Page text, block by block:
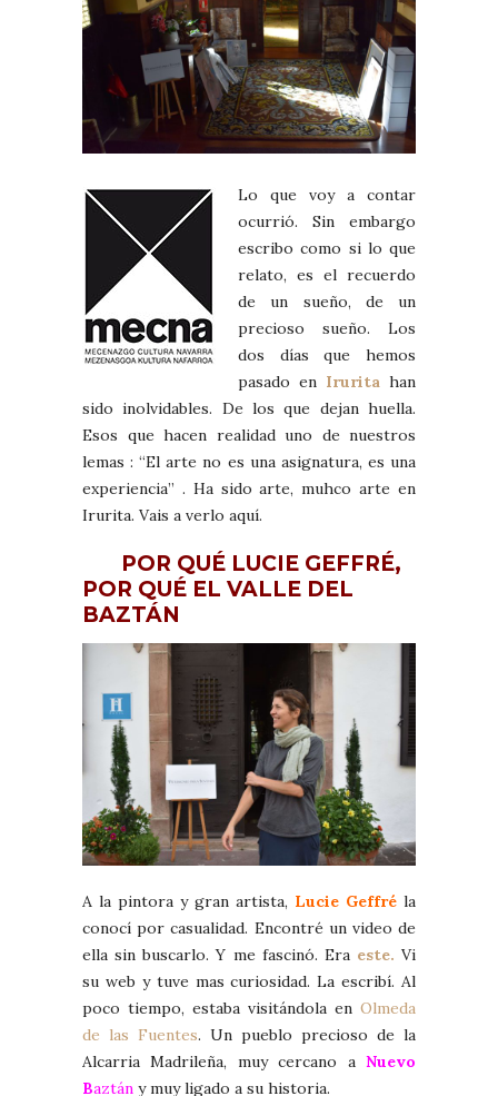
Lo que voy a contar
ocurrió. Sin embargo
escribo como si lo que
relato, es el recuerdo
de un sueño, de un
precioso sueño. Los
dos días que hemos
pasado en Irurita han
sido inolvidables. De los que dejan huella.
Esos que hacen realidad uno de nuestros
lemas : “El arte no es una asignatura, es una
experiencia” . Ha sido arte, muhco arte en
Irurita. Vais a verlo aquí.
POR QUÉ LUCIE GEFFRÉ,
POR QUÉ EL VALLE DEL
BAZTÁN
A la pintora y gran artista, Lucie Geffré la
conocí por casualidad. Encontré un video de
ella sin buscarlo. Y me fascinó. Era este. Vi
su web y tuve mas curiosidad. La escribí. Al
poco tiempo, estaba visitándola en Olmeda
de las Fuentes. Un pueblo precioso de la
Alcarria Madrileña, muy cercano a Nuevo
Baztán y muy ligado a su historia.